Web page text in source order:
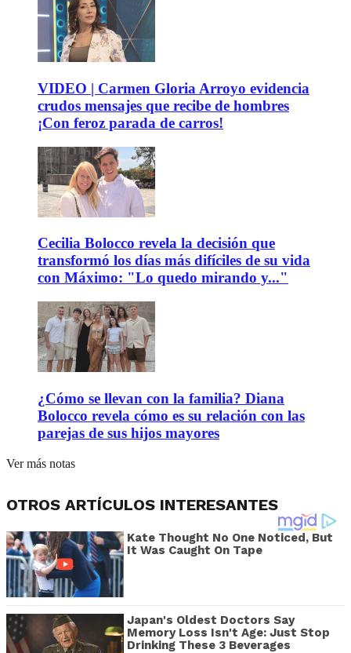
VIDEO | Carmen Gloria Arroyo evidencia
crudos mensajes que recibe de hombres
¡Con feroz parada de carros!
Cecilia Bolocco revela la decisión que
transformó los días más difíciles de su vida
con Máximo: "Lo quedo mirando y..."
¿Cómo se llevan con la familia? Diana
Bolocco revela cómo es su relación con las
parejas de sus hijos mayores
Ver más notas
OTROS ARTÍCULOS INTERESANTES
Kate Thought No One Noticed, But
It Was Caught On Tape
Japan's Oldest Doctors Say
Memory Loss Isn't Age: Just Stop
Drinking These 3 Beverages